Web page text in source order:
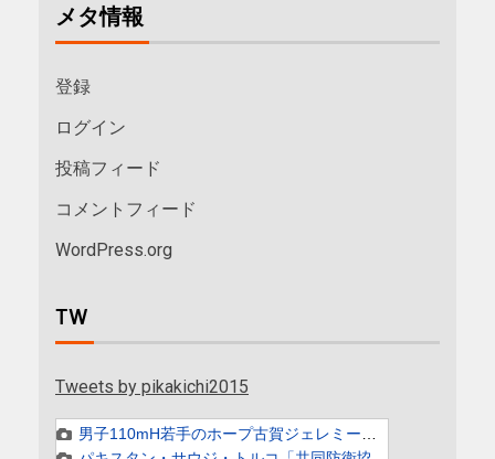
メタ情報
登録
ログイン
投稿フィード
コメントフィード
WordPress.org
TW
Tweets by pikakichi2015